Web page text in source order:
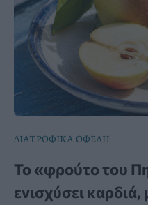
ΔΙΑΤΡΟΦΙΚΑ ΟΦΕΛΗ
Το «φρούτο του
ενισχύσει